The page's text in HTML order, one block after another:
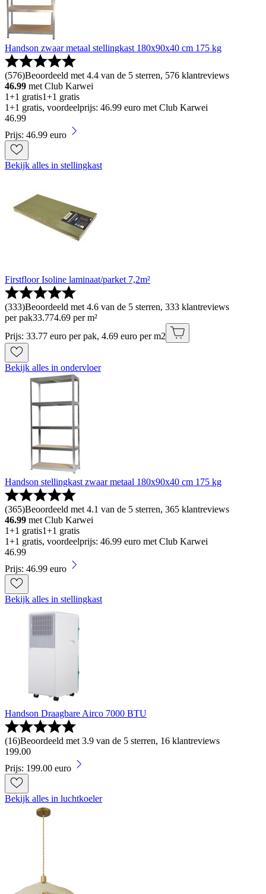
Handson zwaar metaal stellingkast 180x90x40 cm 175 kg
(576)Beoordeeld met 4.4 van de 5 sterren, 576 klantreviews
46.99 met Club Karwei
1+1 gratis1+1 gratis
1+1 gratis, voordeelprijs: 46.99 euro met Club Karwei
46.99
Prijs: 46.99 euro
Bekijk alles in stellingkast
Firstfloor Isoline laminaat/parket 7,2m²
(333)Beoordeeld met 4.6 van de 5 sterren, 333 klantreviews
per pak33.774.69 per m²
Prijs: 33.77 euro per pak, 4.69 euro per m2
Bekijk alles in ondervloer
Handson stellingkast zwaar metaal 180x90x40 cm 175 kg
(365)Beoordeeld met 4.1 van de 5 sterren, 365 klantreviews
46.99 met Club Karwei
1+1 gratis1+1 gratis
1+1 gratis, voordeelprijs: 46.99 euro met Club Karwei
46.99
Prijs: 46.99 euro
Bekijk alles in stellingkast
Handson Draagbare Airco 7000 BTU
(16)Beoordeeld met 3.9 van de 5 sterren, 16 klantreviews
199.00
Prijs: 199.00 euro
Bekijk alles in luchtkoeler